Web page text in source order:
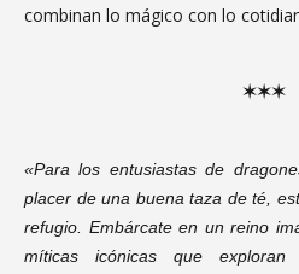
combinan lo mágico con lo
✶✶✶
«Para los entusiastas de
placer de una buena taza de té,
refugio. Embárcate en un reino
míticas icónicas que exploran